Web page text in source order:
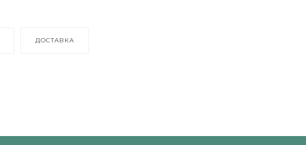
ДОСТАВКА